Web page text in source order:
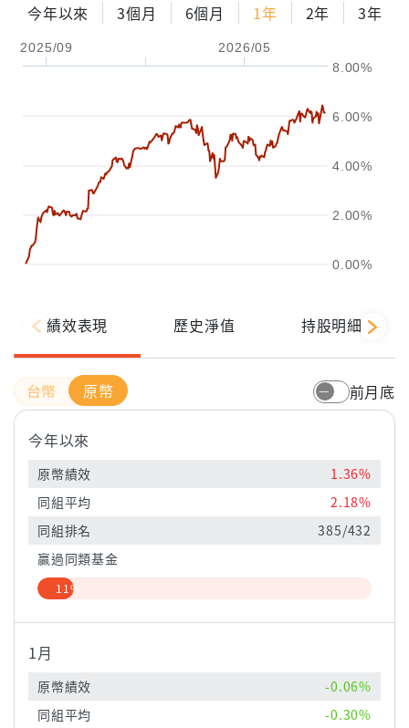
今年以來 3個月 6個月 1年 2年 3年
2025/09 2026/05
0.00%
2.00%
4.00%
6.00%
8.00%
配息金額
-%
績效表現 歷史淨值 持股明細
原幣 前月底
今年以來
原幣績效
1.36%
同組平均
2.18%
同組排名
385/432
贏過同類基金
11%
1月
原幣績效
-0.06%
同組平均
-0.30%